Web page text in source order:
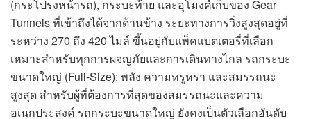
(กระโปรงหน้ารถ), กระบะท้าย และอุโมงค์เก็บของ Gear
Tunnels ที่เข้าถึงได้จากด้านข้าง ระยะทางการวิ่งสูงสุดอยู่ที่
ระหว่าง 270 ถึง 420 ไมล์ ขึ้นอยู่กับแพ็คแบตเตอรี่ที่เลือก
เหมาะสำหรับทุกการผจญภัยและการเดินทางไกล รถกระบะ
ขนาดใหญ่ (Full-Size): พลัง ความหรูหรา และสมรรถนะ
สูงสุด สำหรับผู้ที่ต้องการที่สุดของสมรรถนะและความ
อเนกประสงค์ รถกระบะขนาดใหญ่ ยังคงเป็นตัวเลือกอันดับ